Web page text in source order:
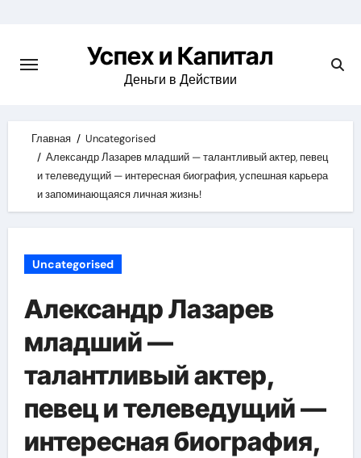
content
Успех и Капитал
Деньги в Действии
Главная
Uncategorised
Александр Лазарев младший — талантливый актер, певец
и телеведущий — интересная биография, успешная карьера
и запоминающаяся личная жизнь!
Uncategorised
Александр Лазарев
младший —
талантливый актер,
певец и телеведущий —
интересная биография,